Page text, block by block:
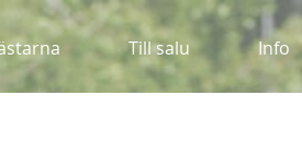
Till salu Info